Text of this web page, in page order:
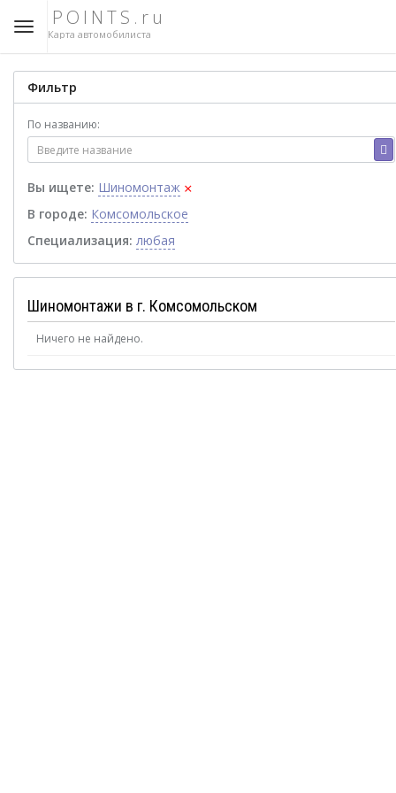
POINTS.ru
Карта автомобилиста
Фильтр
По названию:
Вы ищете: Шиномонтаж ×
В городе: Комсомольское
Специализация: любая
Шиномонтажи в г. Комсомольском
Ничего не найдено.